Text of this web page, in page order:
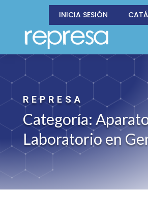
INICIA SESIÓN
REPRESA
Categoría:
Laboratorio en